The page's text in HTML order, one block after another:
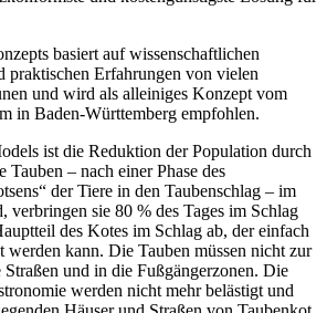
basiert auf wissenschaftlichen
praktischen Erfahrungen von vielen
und wird als alleiniges Konzept vom
in Baden-Württemberg empfohlen.
ist die Reduktion der Population durch
Tauben – nach einer Phase des
der Tiere in den Taubenschlag – im
verbringen sie 80 % des Tages im Schlag
des Kotes im Schlag ab, der einfach
werden kann. Die Tauben müssen nicht zur
und in die Fußgängerzonen. Die
werden nicht mehr belästigt und